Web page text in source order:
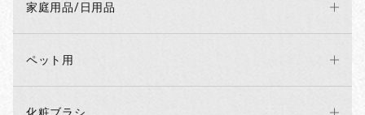
家庭用品/日用品
ペット用